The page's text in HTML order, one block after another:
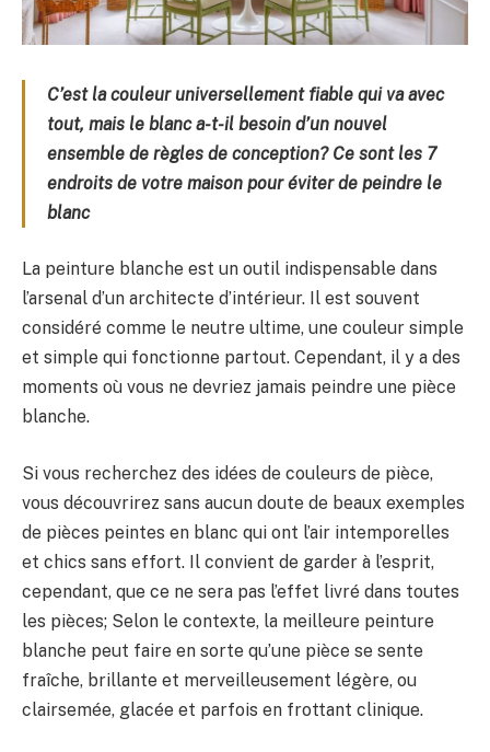
C’est la couleur universellement fiable qui va avec
tout, mais le blanc a-t-il besoin d’un nouvel
ensemble de règles de conception? Ce sont les 7
endroits de votre maison pour éviter de peindre le
blanc
La peinture blanche est un outil indispensable dans
l’arsenal d’un architecte d’intérieur. Il est souvent
considéré comme le neutre ultime, une couleur simple
et simple qui fonctionne partout. Cependant, il y a des
moments où vous ne devriez jamais peindre une pièce
blanche.
Si vous recherchez des idées de couleurs de pièce,
vous découvrirez sans aucun doute de beaux exemples
de pièces peintes en blanc qui ont l’air intemporelles
et chics sans effort. Il convient de garder à l’esprit,
cependant, que ce ne sera pas l’effet livré dans toutes
les pièces; Selon le contexte, la meilleure peinture
blanche peut faire en sorte qu’une pièce se sente
fraîche, brillante et merveilleusement légère, ou
clairsemée, glacée et parfois en frottant clinique.